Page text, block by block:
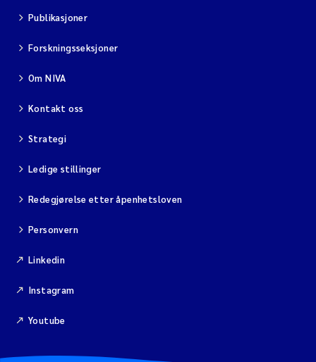
Publikasjoner
Forskningsseksjoner
Om NIVA
Kontakt oss
Strategi
Ledige stillinger
Redegjørelse etter åpenhetsloven
Personvern
Linkedin
Instagram
Youtube